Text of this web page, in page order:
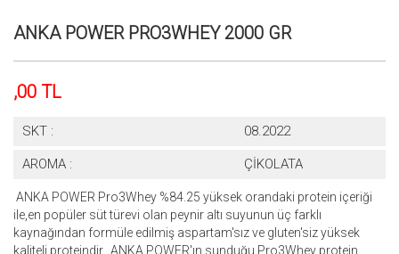
ANKA POWER PRO3WHEY 2000 GR
,00 TL
SKT : 08.2022
AROMA : ÇİKOLATA
ANKA POWER Pro3Whey %84.25 yüksek orandaki protein içeriği
ile,en popüler süt türevi olan peynir altı suyunun üç farklı
kaynağından formüle edilmiş aspartam'sız ve gluten'siz yüksek
kaliteli proteindir. ANKA POWER'ın sunduğu Pro3Whey protein